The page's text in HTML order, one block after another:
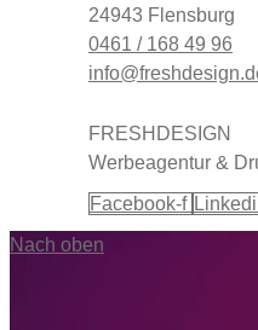
24943 Flensburg
0461 / 168 49 96
FRESHDESIGN
Werbeagentur &
Facebook-f
Nach oben